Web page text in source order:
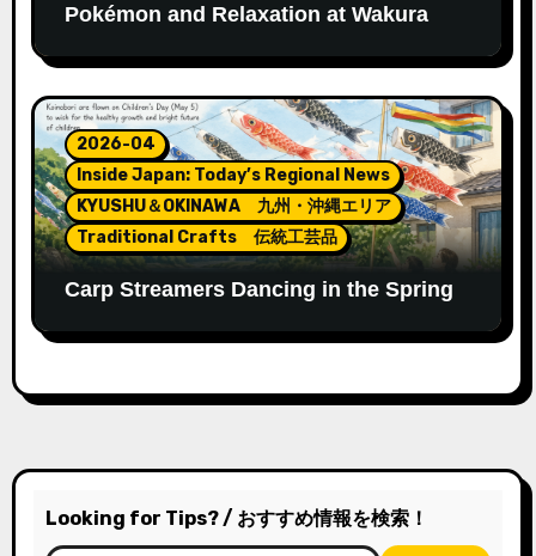
Pokémon and Relaxation at Wakura
2026-04
Inside Japan: Today’s Regional News
KYUSHU＆OKINAWA 九州・沖縄エリア
Traditional Crafts 伝統工芸品
Carp Streamers Dancing in the Spring
Growth
Looking for Tips? / おすすめ情報を検索！